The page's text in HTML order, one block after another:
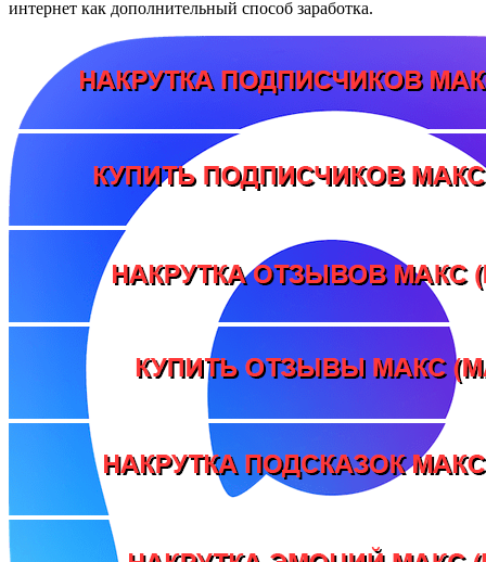
интернет как дополнительный способ заработка.